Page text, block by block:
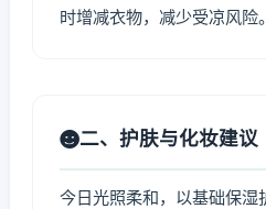
时增减衣物，减少受凉风险。
二、护肤与化妆建议
今日光照柔和，以基础保湿